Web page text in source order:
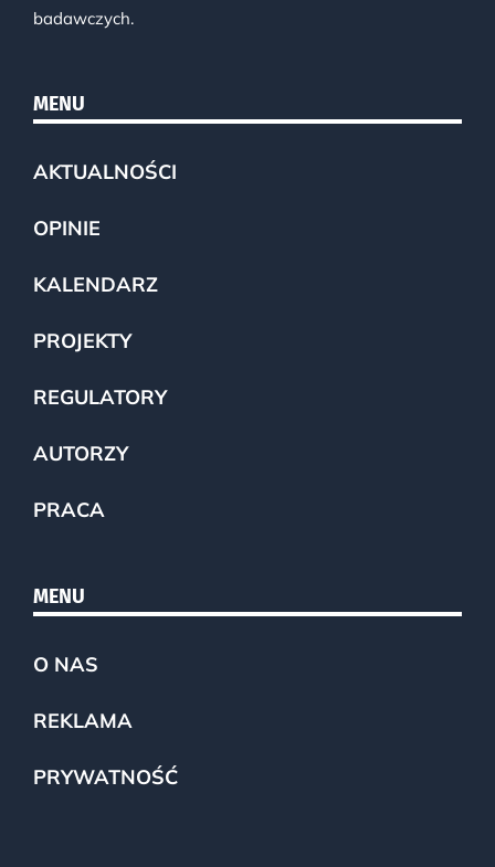
badawczych.
MENU
AKTUALNOŚCI
OPINIE
KALENDARZ
PROJEKTY
REGULATORY
AUTORZY
PRACA
MENU
O NAS
REKLAMA
PRYWATNOŚĆ